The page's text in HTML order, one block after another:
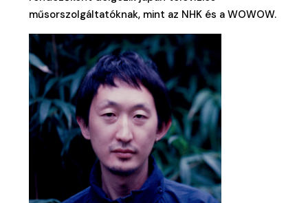
műsorszolgáltatóknak, mint az NHK és a WOWOW.